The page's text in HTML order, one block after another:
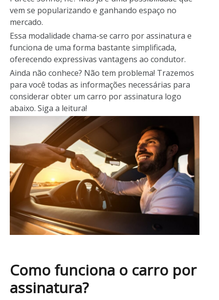
vem se popularizando e ganhando espaço no
mercado.
Essa modalidade chama-se carro por assinatura e
funciona de uma forma bastante simplificada,
oferecendo expressivas vantagens ao condutor.
Ainda não conhece? Não tem problema! Trazemos
para você todas as informações necessárias para
considerar obter um carro por assinatura logo
abaixo. Siga a leitura!
Como funciona o carro por
assinatura?